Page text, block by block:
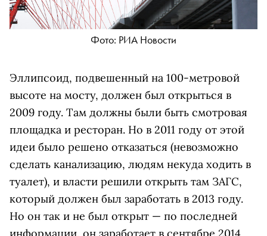
Фото: РИА Новости
Эллипсоид, подвешенный на 100-метровой
высоте на мосту, должен был открыться в
2009 году. Там должны были быть смотровая
площадка и ресторан. Но в 2011 году от этой
идеи было решено отказаться (невозможно
сделать канализацию, людям некуда ходить в
туалет), и власти решили открыть там ЗАГС,
который должен был заработать в 2013 году.
Но он так и не был открыт — по последней
информации, он заработает в сентябре 2014